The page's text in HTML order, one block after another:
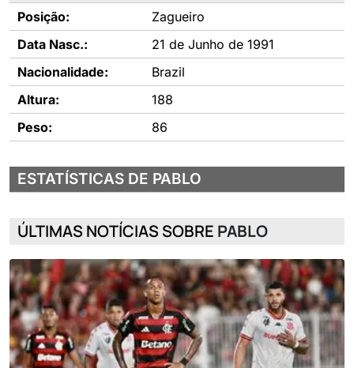
Posição:
Zagueiro
Data Nasc.:
21 de Junho de 1991
Nacionalidade:
Brazil
Altura:
188
Peso:
86
ESTATÍSTICAS DE PABLO
ÚLTIMAS NOTÍCIAS SOBRE PABLO